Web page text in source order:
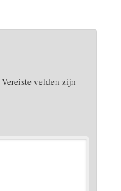
Vereiste velden zijn